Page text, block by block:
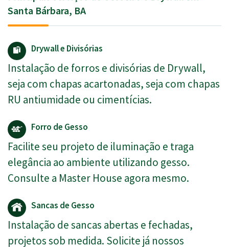
Santa Bárbara, BA
Drywall e Divisórias
Instalação de forros e divisórias de Drywall,
seja com chapas acartonadas, seja com chapas
RU antiumidade ou cimentícias.
Forro de Gesso
Facilite seu projeto de iluminação e traga
elegância ao ambiente utilizando gesso.
Consulte a Master House agora mesmo.
Sancas de Gesso
Instalação de sancas abertas e fechadas,
projetos sob medida. Solicite já nossos